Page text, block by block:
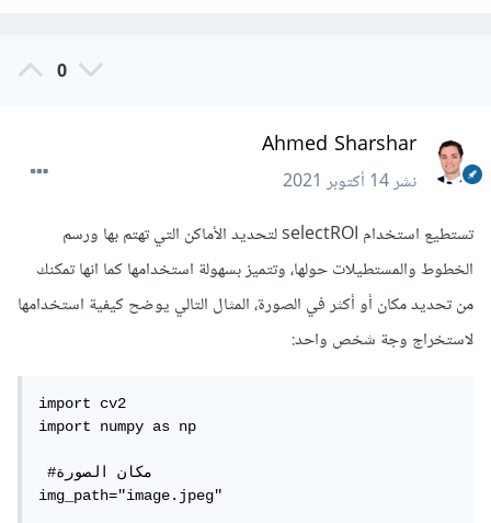
0
Ahmed Sharshar
نشر14 أكتوبر 2021
تستطيع استخدام selectROI لتحديد الأماكن التي تهتم بها ورسم
الخطوط والمستطيلات حولها، وتتميز بسهولة استخدامها كما انها تمكنك
من تحديد مكان أو أكثر في الصورة، المثال التالي يوضح كيفية استخدامها
لاستخراج وجة شخص واحد:
import cv2
import numpy as np
#مكان الصورة
img_path="image.jpeg"